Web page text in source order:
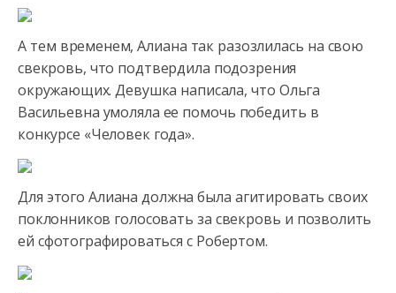
А тем временем, Алиана так разозлилась на свою
свекровь, что подтвердила подозрения
окружающих. Девушка написала, что Ольга
Васильевна умоляла ее помочь победить в
конкурсе «Человек года».
Для этого Алиана должна была агитировать своих
поклонников голосовать за свекровь и позволить
ей сфотографироваться с Робертом.